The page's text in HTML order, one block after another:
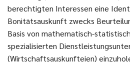
berechtigten Interessen eine
Bonitätsauskunft zwecks
Basis von mathematisch-
spezialisierten
(Wirtschaftsauskunfteien)